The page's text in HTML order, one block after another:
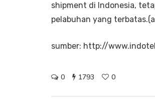
shipment di Indonesia,
pelabuhan yang
sumber: http://
0 1793 0